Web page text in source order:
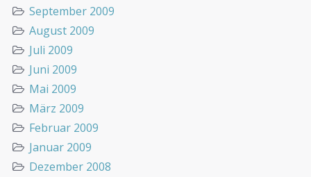
September 2009
August 2009
Juli 2009
Juni 2009
Mai 2009
März 2009
Februar 2009
Januar 2009
Dezember 2008